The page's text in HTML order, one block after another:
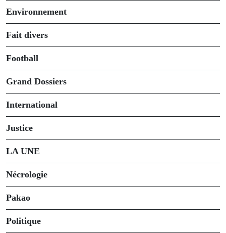
Environnement
Fait divers
Football
Grand Dossiers
International
Justice
LA UNE
Nécrologie
Pakao
Politique